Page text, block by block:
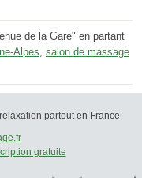
de la Gare" en partant
Alpes salon de massage
partout en France
gratuite